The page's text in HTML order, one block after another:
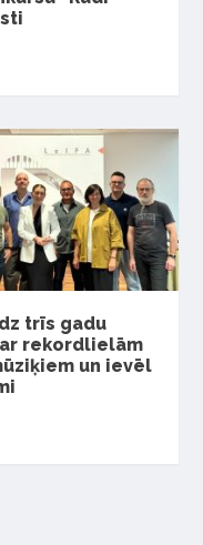
trīs gadu
rekordlielām
un ievēl